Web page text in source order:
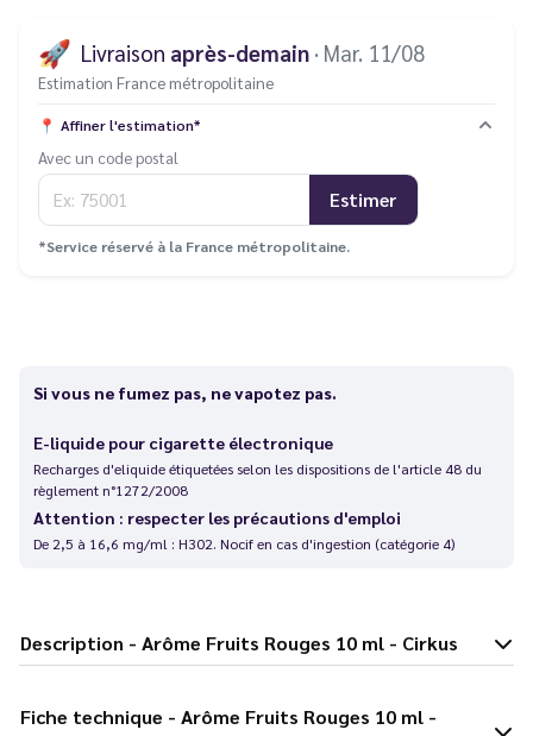
🚀 Livraison après-demain · Mar. 11/08
Estimation France métropolitaine
📍 Affiner l'estimation*
Avec un code postal
Estimer
*Service réservé à la France métropolitaine.
Si vous ne fumez pas, ne vapotez pas.
E-liquide pour cigarette électronique
Recharges d'eliquide étiquetées selon les dispositions de l'article 48 du
règlement n°1272/2008
Attention : respecter les précautions d'emploi
De 2,5 à 16,6 mg/ml : H302. Nocif en cas d'ingestion (catégorie 4)
Description - Arôme Fruits Rouges 10 ml - Cirkus
Fiche technique - Arôme Fruits Rouges 10 ml -